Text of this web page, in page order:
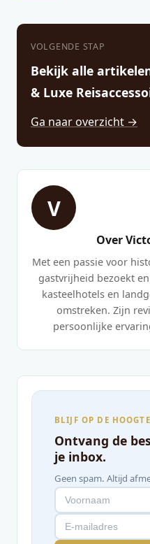
VOLGENDE STAP
Bekijk alle
& Luxe
Ga naar overzicht →
V
Over
Met een passie voor
gastvrijheid bezoekt
kasteelhotels en
omstreken. Zijn
persoonlijke
BLIJF OP DE HOOGTE
Ontvang de
je inbox.
Geen spam. Altijd